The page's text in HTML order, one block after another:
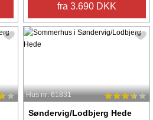
fra 3.690 DKK
Hus nr: 61831
Søndervig/Lodbjerg Hede